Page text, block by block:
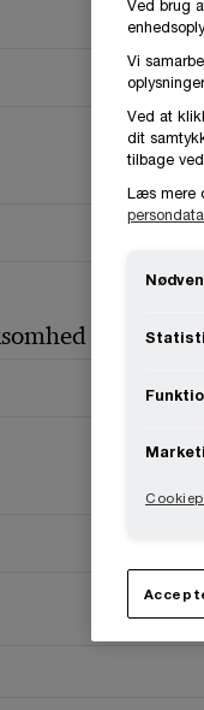
Ved brug
Vi
Ved at
dit
tilbage
Læs mere